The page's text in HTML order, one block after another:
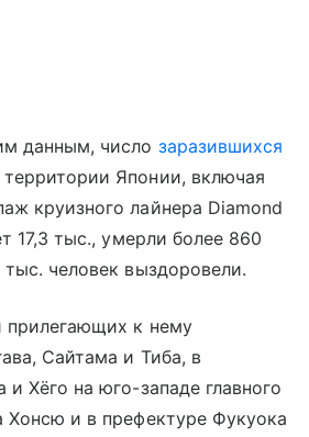
данным, число заразившихся
территории Японии, включая
круизного лайнера Diamond
17,3 тыс., умерли более 860
человек выздоровели.
прилегающих к нему
Сайтама и Тиба, в
и Хёго на юго-западе главного
Хонсю и в префектуре Фукуока